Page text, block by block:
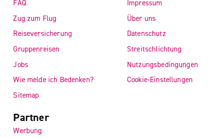
FAQ
Zug zum Flug
Reiseversicherung
Gruppenreisen
Jobs
Wie melde ich Bedenken?
Sitemap
Impressum
Über uns
Datenschutz
Streitschlichtung
Nutzungsbedingungen
Cookie-Einstellungen
Partner
Werbung